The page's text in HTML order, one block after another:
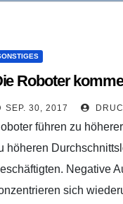
Roboter
SEP. 30, 2017
führen zu
höheren
Negative
sich